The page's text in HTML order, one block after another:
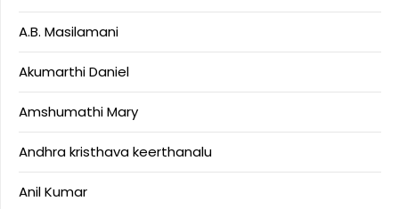
A.B. Masilamani
Akumarthi Daniel
Amshumathi Mary
Andhra kristhava keerthanalu
Anil Kumar